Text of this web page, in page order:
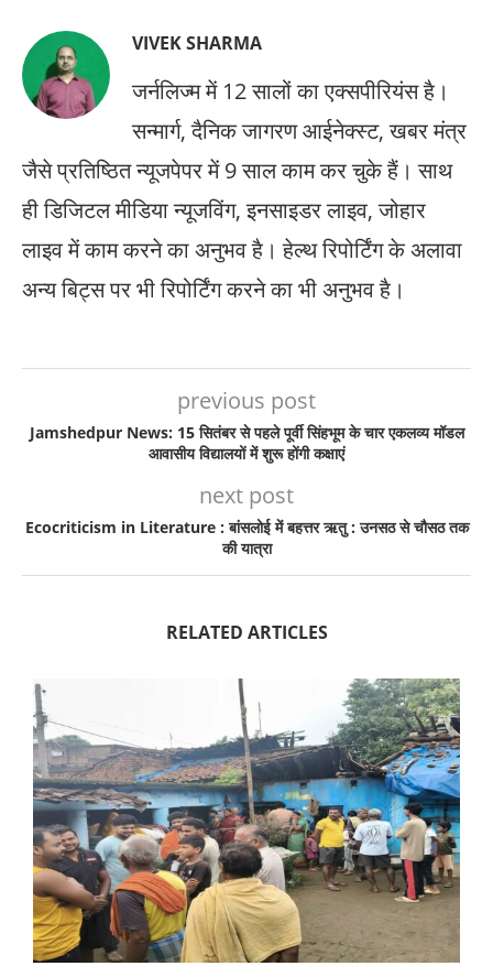
VIVEK SHARMA
जर्नलिज्म में 12 सालों का एक्सपीरियंस है।
सन्मार्ग, दैनिक जागरण आईनेक्स्ट, खबर मंत्र
जैसे प्रतिष्ठित न्यूजपेपर में 9 साल काम कर चुके हैं। साथ
ही डिजिटल मीडिया न्यूजविंग, इनसाइडर लाइव, जोहार
लाइव में काम करने का अनुभव है। हेल्थ रिपोर्टिंग के अलावा
अन्य बिट्स पर भी रिपोर्टिंग करने का भी अनुभव है।
previous post
Jamshedpur News: 15 सितंबर से पहले पूर्वी सिंहभूम के चार एकलव्य मॉडल
आवासीय विद्यालयों में शुरू होंगी कक्षाएं
next post
Ecocriticism in Literature : बांसलोई में बहत्तर ऋतु : उनसठ से चौसठ तक
की यात्रा
RELATED ARTICLES